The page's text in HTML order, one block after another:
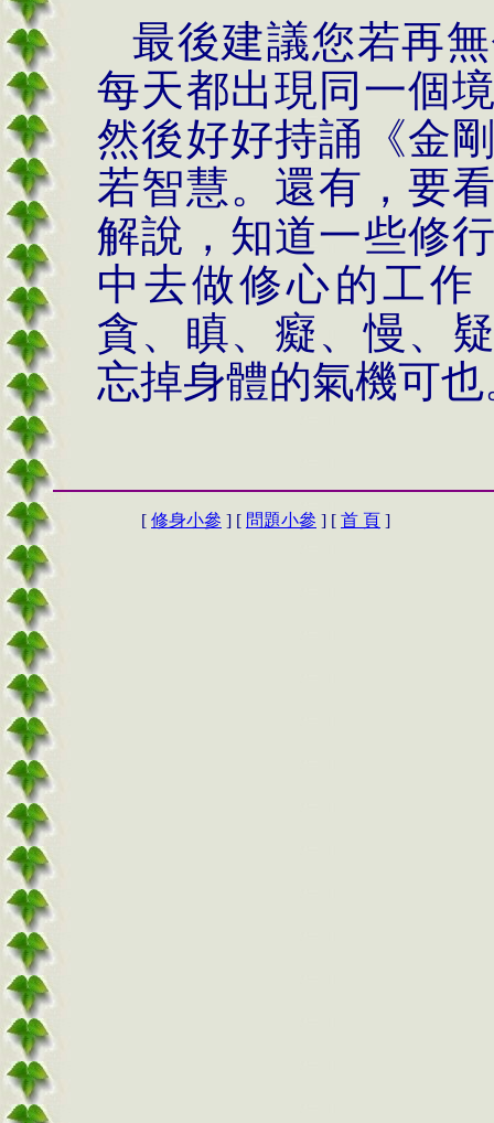
最後建議您若再
每天都出現同一個
然後好好持誦《金
若智慧。還有，要
解說，知道一些修
中去做修心的工
貪、瞋、癡、慢、
忘掉身體的氣機可
[ 修身小參 ] [ 問題小參 ] [ 首 頁 ]